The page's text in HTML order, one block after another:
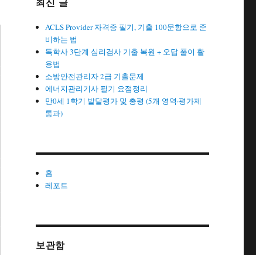
최신 글
ACLS Provider 자격증 필기, 기출 100문항으로 준
비하는 법
독학사 3단계 심리검사 기출 복원 + 오답 풀이 활
용법
소방안전관리자 2급 기출문제
에너지관리기사 필기 요점정리
만0세 1학기 발달평가 및 총평 (5개 영역·평가제
통과)
홈
레포트
보관함